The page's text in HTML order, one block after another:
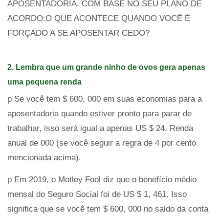
APOSENTADORIA, COM BASE NO SEU PLANO DE
ACORDO:O QUE ACONTECE QUANDO VOCÊ É
FORÇADO A SE APOSENTAR CEDO?
2. Lembra que um grande ninho de ovos gera apenas
uma pequena renda
p Se você tem $ 600, 000 em suas economias para a
aposentadoria quando estiver pronto para parar de
trabalhar, isso será igual a apenas US $ 24, Renda
anual de 000 (se você seguir a regra de 4 por cento
mencionada acima).
p Em 2019, o Motley Fool diz que o benefício médio
mensal do Seguro Social foi de US $ 1, 461. Isso
significa que se você tem $ 600, 000 no saldo da conta